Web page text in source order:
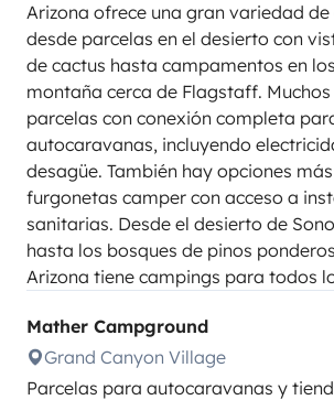
Arizona ofrece una gran variedad
desde parcelas en el desierto con
de cactus hasta campamentos en
montaña cerca de Flagstaff.
parcelas con conexión completa
autocaravanas, incluyendo
desagüe. También hay opciones
furgonetas camper con acceso a
sanitarias. Desde el desierto de
hasta los bosques de pinos
Arizona tiene campings para todos
Mather Campground
Grand Canyon Village
Parcelas para autocaravanas y